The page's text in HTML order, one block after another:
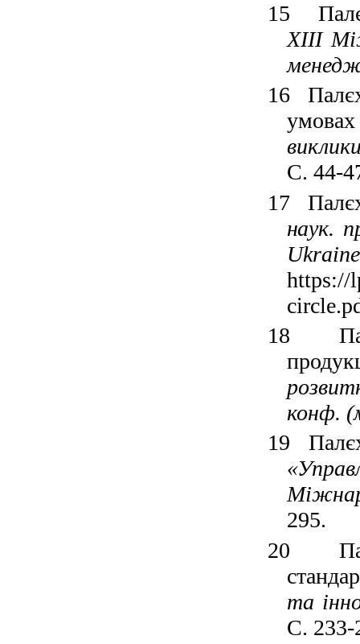
15
XІІI
16
С. 44-
17
наук.
https://
18
конф.
19
«
295.
20
та
С. 233-